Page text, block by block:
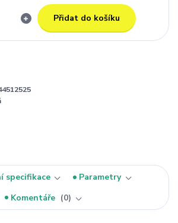
Přidat do košíku
specifikace
Parametry
Komentáře
0